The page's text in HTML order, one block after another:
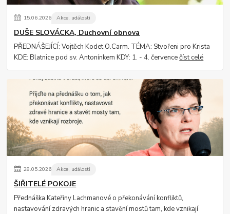
15.06.2026 Akce, události
DUŠE SLOVÁCKA, Duchovní obnova
PŘEDNÁŠEJÍCÍ: Vojtěch Kodet O.Carm. TÉMA: Stvořeni pro Krista
KDE: Blatnice pod sv. Antonínkem KDY: 1. - 4. červencečíst celé
28.05.2026 Akce, události
ŠIŘITELÉ POKOJE
Přednáška Kateřiny Lachmanové o překonávání konfliktů,
nastavování zdravých hranic a stavění mostů tam, kde vznikají